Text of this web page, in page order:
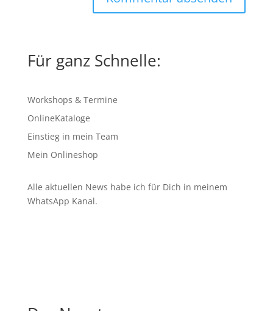
Für ganz Schnelle:
Workshops & Termine
OnlineKataloge
Einstieg in mein Team
Mein Onlineshop
Alle aktuellen News habe ich für Dich in meinem
WhatsApp Kanal.